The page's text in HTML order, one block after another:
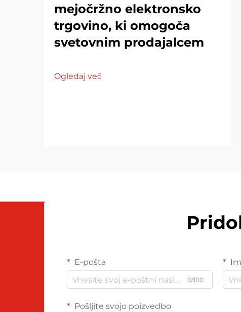
mejočržno elektronsko
trgovino, ki omogoča
svetovnim prodajalcem
Ogledaj več
E-pošta
0/100
Pošljite svojo poizvedbo